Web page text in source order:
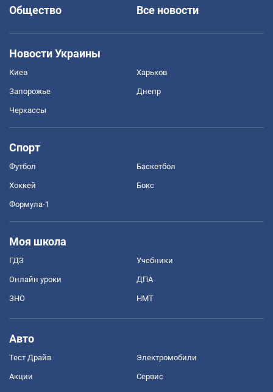
Общество
Все новости
Новости Украины
Киев Харьков
Запорожье Днепр
Черкассы
Спорт
Футбол Баскетбол
Хоккей Бокс
Формула-1
Моя школа
ГДЗ Учебники
Онлайн уроки ДПА
ЗНО НМТ
Авто
Тест Драйв Электромобили
Акции Сервис